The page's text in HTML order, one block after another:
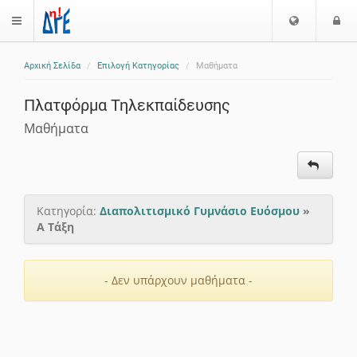
$langMenu
Επιλογή
Αρχική Σελίδα Επιλογή Κατηγορίας Μαθήματα
Πλατφόρμα Τηλεκπαίδευσης
Μαθήματα
Κατηγορία: Διαπολιτισμικό Γυμνάσιο Ευόσμου »
Α Τάξη
- Δεν υπάρχουν μαθήματα -